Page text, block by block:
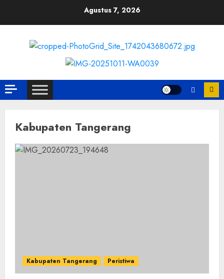
Agustus 7, 2026
Kabupaten Tangerang
Kabupaten Tangerang Peristiwa